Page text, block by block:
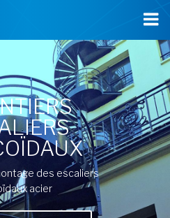
des escaliers
acier